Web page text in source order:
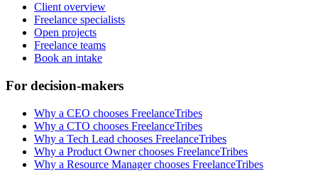
Client overview
Freelance specialists
Open projects
Freelance teams
Book an intake
For decision-makers
Why a CEO chooses FreelanceTribes
Why a CTO chooses FreelanceTribes
Why a Tech Lead chooses FreelanceTribes
Why a Product Owner chooses FreelanceTribes
Why a Resource Manager chooses FreelanceTribes